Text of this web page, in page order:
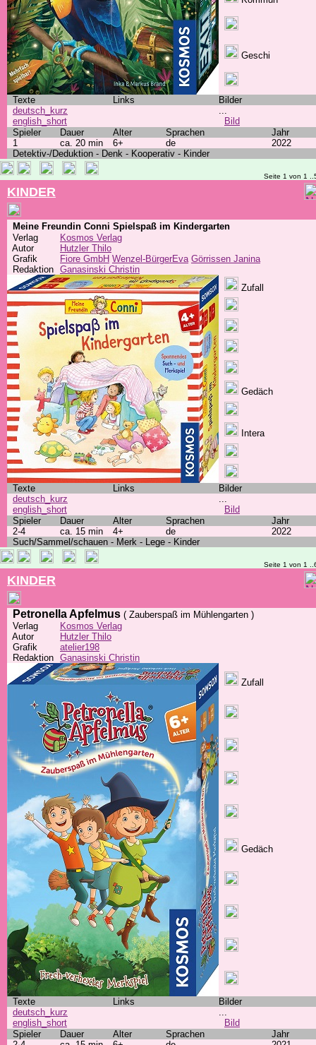
Geschi
Texte Links
Bilder
deutsch_kurz
english_short
...
Bild
Spieler
Dauer Alter Sprachen
Jahr
1
ca. 20 min 6+ de
2022
Detektiv-/Deduktion - Denk - Kooperativ - Kinder
Seite 1 von 1
KINDER
Meine Freundin Conni Spielspaß im Kindergarten
Verlag
Kosmos Verlag
Autor
Hutzler Thilo
Grafik
Fiore GmbH Wenzel-BürgerEva Görrissen Janina
Redaktion Ganasinski Christin
Zufall
Gedäch
Intera
Texte Links
Bilder
deutsch_kurz
english_short
...
Bild
Spieler
Dauer Alter Sprachen
Jahr
2-4
ca. 15 min 4+ de
2022
Such/Sammel/schauen - Merk - Lege - Kinder
Seite 1 von 1
KINDER
Petronella Apfelmus ( Zauberspaß im Mühlengarten )
Verlag
Kosmos Verlag
Autor
Hutzler Thilo
Grafik
atelier198
Redaktion Ganasinski Christin
Zufall
Gedäch
Texte Links
Bilder
deutsch_kurz
english_short
...
Bild
Spieler
Dauer Alter Sprachen
Jahr